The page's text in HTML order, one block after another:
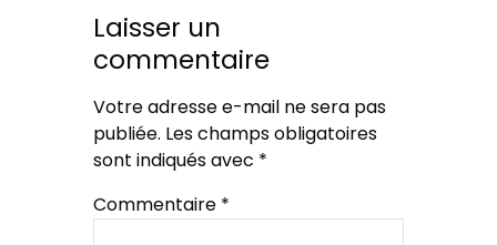
Laisser un
commentaire
Votre adresse e-mail ne sera pas
publiée. Les champs obligatoires
sont indiqués avec *
Commentaire *